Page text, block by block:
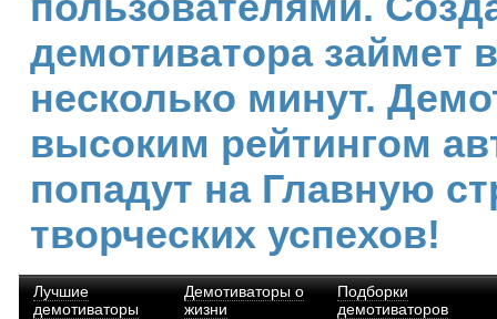
демотиватора займет
несколько минут.
высоким рейтингом
попадут на Главную
творческих успехов!
Лучшие
демотиваторы
Демотиваторы о
жизни
Подборки
демотиваторов